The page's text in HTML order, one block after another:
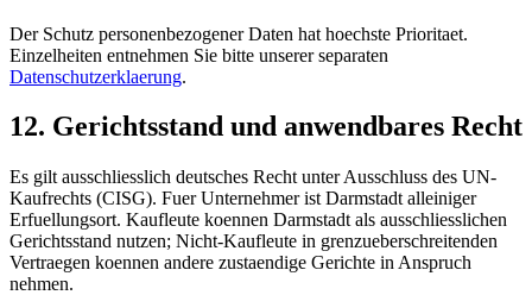
Der Schutz personenbezogener Daten hat hoechste Prioritaet.
Einzelheiten entnehmen Sie bitte unserer separaten
Datenschutzerklaerung.
12. Gerichtsstand und anwendbares Recht
Es gilt ausschliesslich deutsches Recht unter Ausschluss des UN-
Kaufrechts (CISG). Fuer Unternehmer ist Darmstadt alleiniger
Erfuellungsort. Kaufleute koennen Darmstadt als ausschliesslichen
Gerichtsstand nutzen; Nicht-Kaufleute in grenzueberschreitenden
Vertraegen koennen andere zustaendige Gerichte in Anspruch
nehmen.